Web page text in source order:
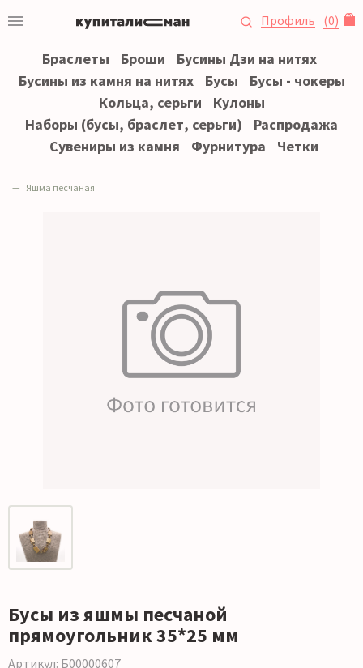
Профиль (0)
Браслеты Броши
Бусины Дзи на нитях
Бусины из камня на нитях
Бусы
Бусы - чокеры
Кольца, серьги
Кулоны
Наборы (бусы, браслет, серьги)
Распродажа
Сувениры из камня
Фурнитура Четки
Яшма песчаная
Бусы из яшмы песчаной
прямоугольник 35*25 мм
Артикул: Б00000607